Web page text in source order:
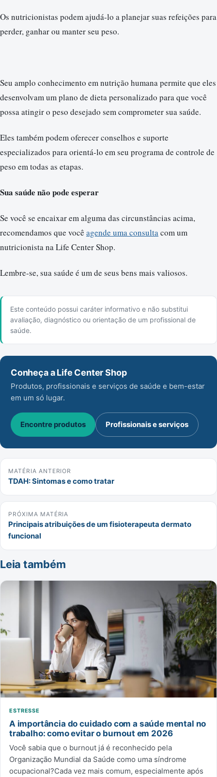
Os nutricionistas podem ajudá-lo a planejar suas refeições para
perder, ganhar ou manter seu peso.
Seu amplo conhecimento em nutrição humana permite que eles
desenvolvam um plano de dieta personalizado para que você
possa atingir o peso desejado sem comprometer sua saúde.
Eles também podem oferecer conselhos e suporte
especializados para orientá-lo em seu programa de controle de
peso em todas as etapas.
Sua saúde não pode esperar
Se você se encaixar em alguma das circunstâncias acima,
recomendamos que você agende uma consultacom um
nutricionista na Life Center Shop.
Lembre-se, sua saúde é um de seus bens mais valiosos.
Este conteúdo possui caráter informativo e não substitui
avaliação, diagnóstico ou orientação de um profissional de
saúde.
Conheça a Life Center Shop
Produtos, profissionais e serviços de saúde e bem-estar
em um só lugar.
Encontre produtos Profissionais e serviços
MATÉRIA ANTERIOR
TDAH: Sintomas e como tratar
PRÓXIMA MATÉRIA
Principais atribuições de um fisioterapeuta dermato
funcional
Leia também
ESTRESSE
A importância do cuidado com a saúde mental no
trabalho: como evitar o burnout em 2026
Você sabia que o burnout já é reconhecido pela
Organização Mundial da Saúde como uma síndrome
ocupacional?Cada vez mais comum, especialmente após